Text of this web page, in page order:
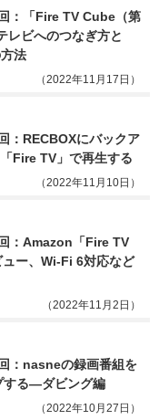
：「Fire TV Cube（第
ビへのつなぎ方と
法
（2022年11月17日）
：RECBOXにバックア
Fire TV」で再生する
（2022年11月10日）
：Amazon「Fire TV
ー、Wi-Fi 6対応など
（2022年11月2日）
：nasneの録画番組を
する―ダビング編
（2022年10月27日）